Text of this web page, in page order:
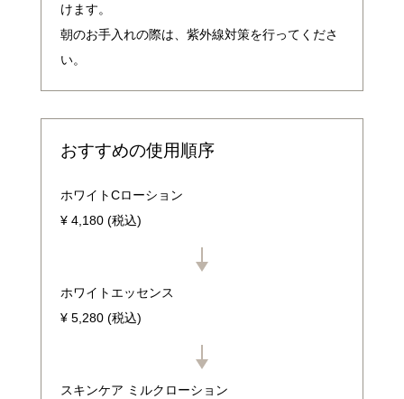
けます。
朝のお手入れの際は、紫外線対策を行ってくださ
い。
おすすめの使用順序
ホワイトCローション
¥ 4,180 (税込)
ホワイトエッセンス
¥ 5,280 (税込)
スキンケア ミルクローション